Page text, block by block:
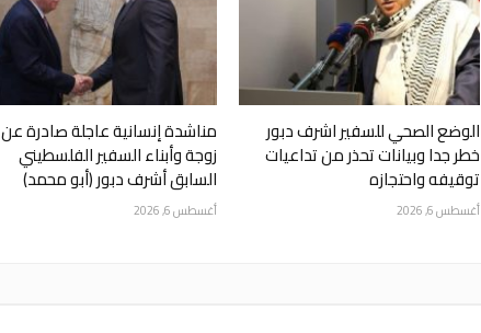
الوضع الصحي للسفير اشرف دبور
خطر جدا وبيانات تحذر من تداعيات
توقيفه واحتجازه
أغسطس 6, 2026
مناشدة إنسانية عاجلة صادرة عن
زوجة وأبناء السفير الفلسطيني
السابق أشرف دبور (أبو محمد)
أغسطس 6, 2026